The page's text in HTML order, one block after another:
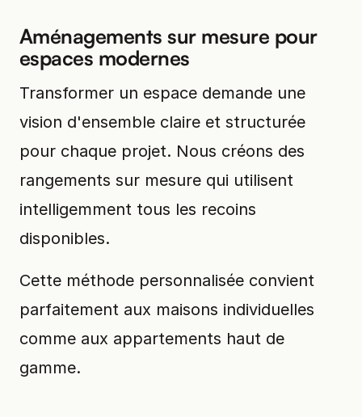
Aménagements sur mesure pour
espaces modernes
Transformer un espace demande une
vision d'ensemble claire et structurée
pour chaque projet. Nous créons des
rangements sur mesure qui utilisent
intelligemment tous les recoins
disponibles.
Cette méthode personnalisée convient
parfaitement aux maisons individuelles
comme aux appartements haut de
gamme.